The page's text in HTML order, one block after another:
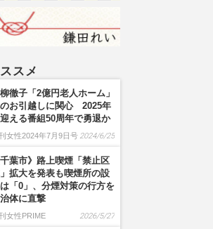
スメ
徹子「2億円老人ホーム」
お引越しに関心 2025年
える番組50周年で勇退か
女性2024年7月9日号 2024/6/25
千葉市》路上喫煙「禁止区
拡大を発表も喫煙所の設
「0」、分煙対策の行方を
体に直撃
女性PRIME 2026/5/27